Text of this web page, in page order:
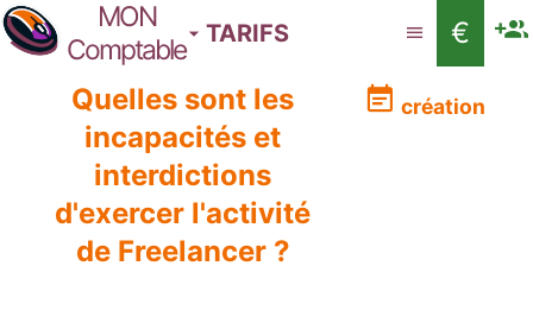
MON
Comptable
TARIFS
€
Quelles sont les
incapacités et
interdictions
d'exercer l'activité
de Freelancer ?
création